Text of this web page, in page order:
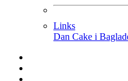
Links
Dan Cake i